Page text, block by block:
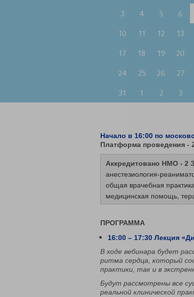
3
4 5 6
10
11 12 13
17
18 19 20
24
25 26 27
31
1 2 3
Начало в 16:00 по
Платформа проведения -
Аккредитовано НМО - 2
анестезиология-
общая врачебная
медицинская помощь,
ПРОГРАММА
16:00 – 17:30 Лекция
В ходе вебинара будет
ритма сердца, который
практики, так и в
Будут рассмотрены все
реальной клинической